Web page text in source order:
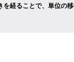
を経ることで、単位の移